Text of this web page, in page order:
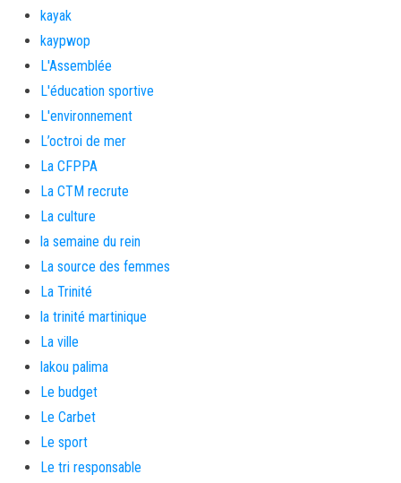
kayak
kaypwop
L'Assemblée
L'éducation sportive
L'environnement
L’octroi de mer
La CFPPA
La CTM recrute
La culture
la semaine du rein
La source des femmes
La Trinité
la trinité martinique
La ville
lakou palima
Le budget
Le Carbet
Le sport
Le tri responsable